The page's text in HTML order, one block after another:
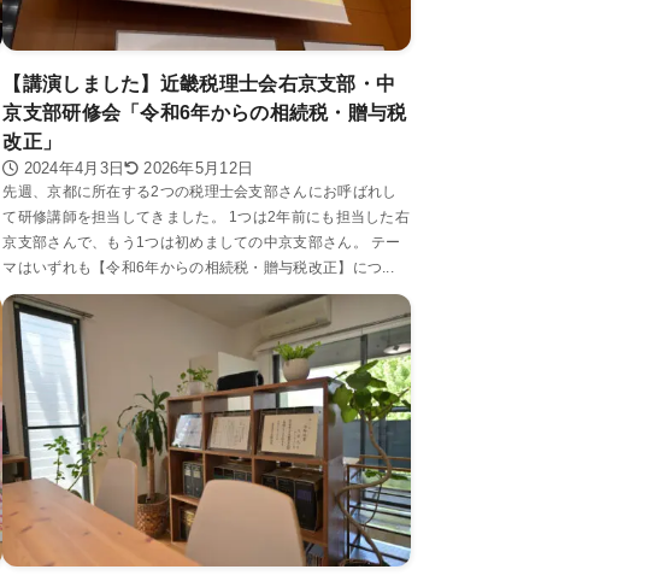
【講演しました】近畿税理士会右京支部・中
京支部研修会「令和6年からの相続税・贈与税
改正」
2024年4月3日 2026年5月12日
先週、京都に所在する2つの税理士会支部さんにお呼ばれし
て研修講師を担当してきました。 1つは2年前にも担当した右
京支部さんで、もう1つは初めましての中京支部さん。 テー
マはいずれも【令和6年からの相続税・贈与税改正】につ...